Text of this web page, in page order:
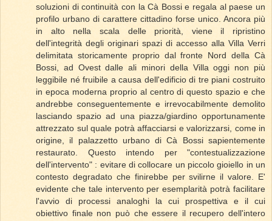
soluzioni di continuità con la Cà Bossi e regala al paese un
profilo urbano di carattere cittadino forse unico. Ancora più
in alto nella scala delle priorità, viene il ripristino
dell'integrità degli originari spazi di accesso alla Villa Verri
delimitata storicamente proprio dal fronte Nord della Cà
Bossi, ad Ovest dalle ali minori della Villa oggi non più
leggibile né fruibile a causa dell'edificio di tre piani costruito
in epoca moderna proprio al centro di questo spazio e che
andrebbe conseguentemente e irrevocabilmente demolito
lasciando spazio ad una piazza/giardino opportunamente
attrezzato sul quale potrà affacciarsi e valorizzarsi, come in
origine, il palazzetto urbano di Cà Bossi sapientemente
restaurato. Questo intendo per "contestualizzazione
dell'intervento" : evitare di collocare un piccolo gioiello in un
contesto degradato che finirebbe per svilirne il valore. E'
evidente che tale intervento per esemplarità potrà facilitare
l'avvio di processi analoghi la cui prospettiva e il cui
obiettivo finale non può che essere il recupero dell'intero